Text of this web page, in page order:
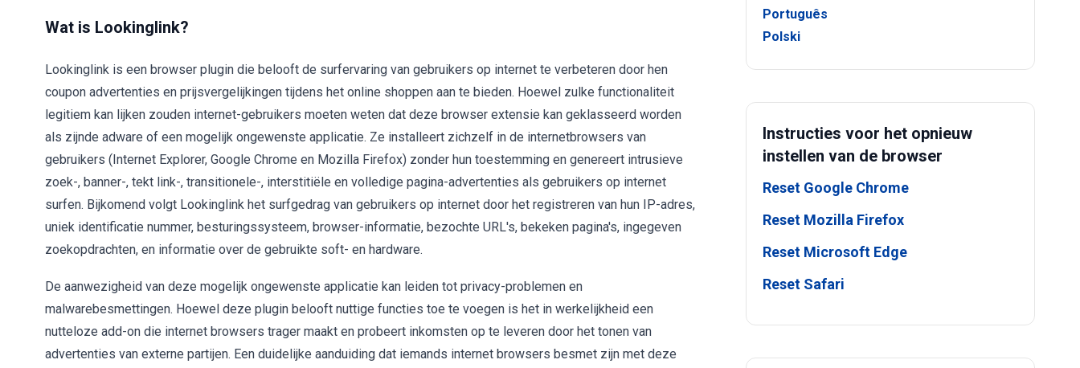
Wat is Lookinglink?
Lookinglink is een browser plugin die belooft de surfervaring van gebruikers op internet te verbeteren door hen
coupon advertenties en prijsvergelijkingen tijdens het online shoppen aan te bieden. Hoewel zulke functionaliteit
legitiem kan lijken zouden internet-gebruikers moeten weten dat deze browser extensie kan geklasseerd worden
als zijnde adware of een mogelijk ongewenste applicatie. Ze installeert zichzelf in de internetbrowsers van
gebruikers (Internet Explorer, Google Chrome en Mozilla Firefox) zonder hun toestemming en genereert intrusieve
zoek-, banner-, tekt link-, transitionele-, interstitiële en volledige pagina-advertenties als gebruikers op internet
surfen. Bijkomend volgt Lookinglink het surfgedrag van gebruikers op internet door het registreren van hun IP-adres,
uniek identificatie nummer, besturingssysteem, browser-informatie, bezochte URL's, bekeken pagina's, ingegeven
zoekopdrachten, en informatie over de gebruikte soft- en hardware.
De aanwezigheid van deze mogelijk ongewenste applicatie kan leiden tot privacy-problemen en
malwarebesmettingen. Hoewel deze plugin belooft nuttige functies toe te voegen is het in werkelijkheid een
nutteloze add-on die internet browsers trager maakt en probeert inkomsten op te leveren door het tonen van
advertenties van externe partijen. Een duidelijke aanduiding dat iemands internet browsers besmet zijn met deze
Português
Polski
Instructies voor het opnieuw
instellen van de browser
Reset Google Chrome
Reset Mozilla Firefox
Reset Microsoft Edge
Reset Safari